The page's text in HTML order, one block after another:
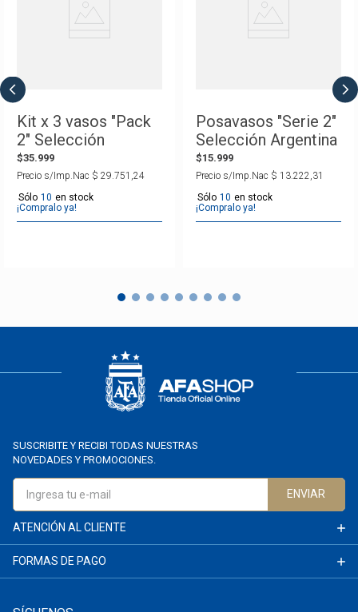
Kit x 3 vasos "Pack
2" Selección
Argentina
$35.999
Precio s/Imp.Nac $ 29 751 24
10
¡Compralo ya!
Posavasos "Serie 2"
Selección Argentina
$15.999
Precio s/Imp.Nac $ 13 222 31
10
¡Compralo ya!
SUSCRIBITE Y RECIBI TODAS NUESTRAS
NOVEDADES Y PROMOCIONES.
ENVIAR
ATENCIÓN AL CLIENTE
FORMAS DE PAGO